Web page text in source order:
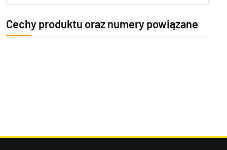
Cechy produktu oraz numery powiązane